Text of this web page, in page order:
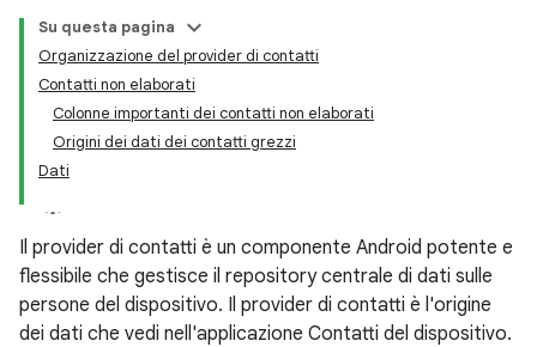
Su questa pagina
Organizzazione del provider di contatti
Contatti non elaborati
Colonne importanti dei contatti non elaborati
Origini dei dati dei contatti grezzi
Dati
Il provider di contatti è un componente Android potente e
flessibile che gestisce il repository centrale di dati sulle
persone del dispositivo. Il provider di contatti è l'origine
dei dati che vedi nell'applicazione Contatti del dispositivo.